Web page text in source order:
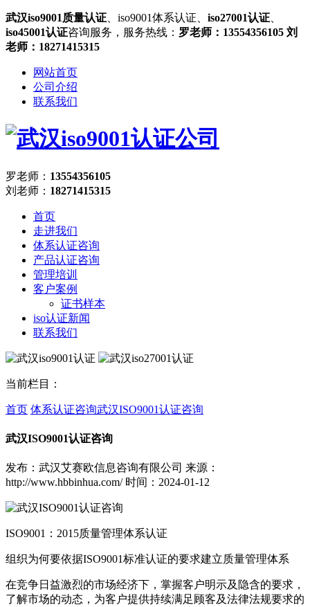
武汉iso9001质量认证 、iso9001体系认证、 iso27001认证
iso45001认证咨询服务，服务热线： 罗老师：13554356105 刘
老师：18271415315
网站首页
公司介绍
联系我们
罗老师： 13554356105
刘老师： 18271415315
首页
走进我们
体系认证咨询
产品认证咨询
管理培训
客户案例
证书样本
iso认证新闻
联系我们
当前栏目：
首页 体系认证咨询武汉ISO9001认证咨询
武汉ISO9001认证咨询
发布：武汉艾赛欧信息咨询有限公司 来源：
http://www.hbbinhua.com/ 时间：2024-01-12
ISO9001：2015质量管理体系认证
组织为何要依据ISO9001标准认证的要求建立质量管理体系
在竞争日益激烈的市场经济下，掌握客户明示及隐含的要求，
了解市场的动态，为客户提供持续满足顾客及法律法规要求的